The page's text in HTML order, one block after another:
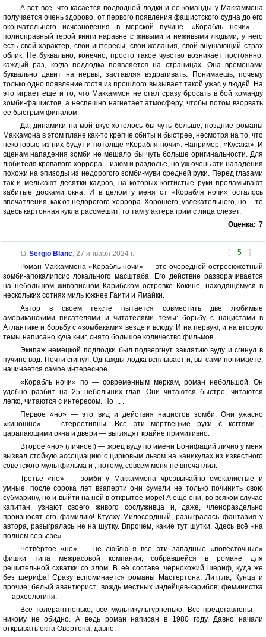
А вот все, что касается подводной лодки и ее команды у Маккаммона
получается очень здорово, от первого появления фашистского судна до его
окончательного исчезновения в морской пучине. «Корабль ночи» —
полноправный герой книги наравне с живыми и неживыми людьми, у него
есть свой характер, свои интересы, свои желания, свой внушающий страх
облик. Не буквально, конечно, просто такое чувство возникает постоянно,
каждый раз, когда подлодка появляется на страницах. Она временами
буквально давит на нервы, заставляя вздрагивать. Понимаешь, почему
только одно появление гостя из прошлого вызывает такой ужас у людей. На
это играет еще и то, что Маккаммон не стал сразу бросать в бой команду
зомби-фашистов, а неспешно нагнетает атмосферу, чтобы потом взорвать
ее быстрым финалом.
Да, динамики на мой вкус хотелось бы чуть больше, поздние романы
Маккамона в этом плане как-то крепче сбиты и быстрее, несмотря на то, что
некоторые из них будут и потолще «Корабля ночи». Например, «Кусака». И
сценам нападения зомби не мешало бы чуть больше оригинальности. Для
любителя кровавого хоррора – изюм и раздолье, но уж очень эти нападения
похожи на эпизоды из недорогого зомби-муви средней руки. Перед глазами
так и мелькают десятки кадров, на которых когтистые руки проламывают
забитые досками окна. И в целом у меня от «Корабля ночи» осталось
впечатления, как от недорогого хоррора. Хорошего, увлекательного, но… то
здесь картонная кукла рассмешит, то там у актера грим с лица слезет.
Оценка: 7
[ 5 ]
Sergio Blanc, 27 января 2024 г.
Роман Маккаммона «Корабль ночи» — это очередной остросюжетный
зомби-апокалипсис локального масштаба. Его действие разворачивается
на небольшом живописном Карибском островке Кокине, находящемуся в
нескольких сотнях миль южнее Гаити и Ямайки.
Автор в своем тексте пытается совместить две любимые
американскими писателями и читателями темы: борьбу с нацистами в
Атлантике и борьбу с «зомбаками» везде и всюду. И на первую, и на вторую
темы написано куча книг, снято большое количество фильмов.
Экипаж немецкой подлодки был подвергнут заклятию вуду и сгинул в
пучине вод. Почти сгинул. Однажды лодка всплывает и, вы сами понимаете,
начинается самое интересное.
«Корабль ночи» по — современным меркам, роман небольшой. Он
удобно разбит на 25 небольших глав. Они читаются быстро, читаются
легко, читаются с интересом. Но ... .
Первое «но» — это вид и действия нацистов зомби. Они ужасно
«киношно» — стереотипны. Все эти мертвецкие руки с когтями ,
царапающими окна и двери — выглядят крайне примитивно.
Второе «но» (личное!) — жрец вуду по имени Бонифаций лично у меня
вызвал стойкую ассоциацию с цирковым львом на каникулах из известного
советского мультфильма и , потому, совсем меня не впечатлил.
Третье «но» — зомби у Маккаммона чрезвычайно смекалистые и
умные: после сорока лет взаперти они сумели не только починить свою
субмарину, но и выйти на ней в открытое море! А ещё они, во всяком случае
капитан, узнают своего живого сослуживца и, даже, членораздельно
произносят его фамилию! Ктулху Милосердный, разыгралась фантазия у
автора, разыгралась не на шутку. Впрочем, какие тут шутки. Здесь всё «на
полном серьёзе».
Четвёртое «но» — не люблю я все эти западные «повесточные»
фишки типа межрасовой компании, собравшейся в романе для
решительной схватки со злом. В её составе :чернокожий шериф, куда же
без шерифа! Сразу вспоминается романы Мастертона, Литтла, Кунца и
прочие; белый авантюрист; вождь местных индейцев-карибов; феминистка
— археологиня.
Всё толерантненько, всё мультикультурненько. Все представлены —
никому не обидно. А ведь роман написан в 1980 году. Давно начали
открывать окна Овертона, давно.